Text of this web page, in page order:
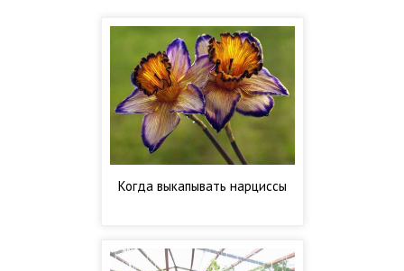
Когда выкапывать нарциссы